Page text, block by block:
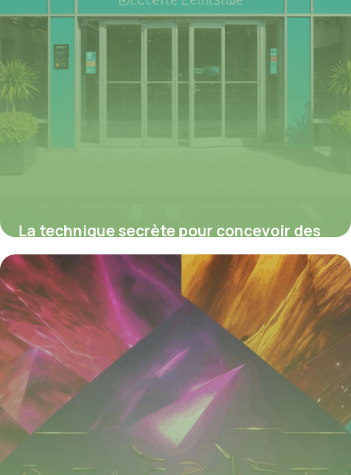
La technique secrète pour concevoir des
portes PMR esthétiques, conformes et
ultra-accessibles—Découvrez comment
transformer chaque projet!
21 juillet 2025